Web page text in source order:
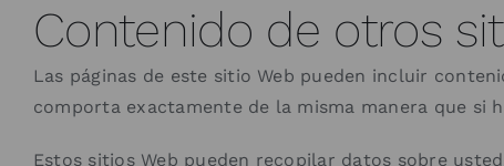
Contenido de otros
Las páginas de este sitio Web pueden incluir
comporta exactamente de la misma manera que si
Estos sitios Web pueden recopilar datos sobre